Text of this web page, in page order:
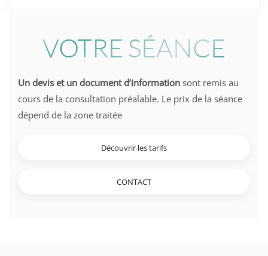
VOTRE SÉANCE
Un devis et un document d’information sont remis au
cours de la consultation préalable. Le prix de la séance
dépend de la zone traitée
Découvrir les tarifs
CONTACT